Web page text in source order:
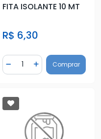
FITA ISOLANTE 10 MT
R$ 6,30
Diminuir Quantidade
Quantidade
AdicionarComprar